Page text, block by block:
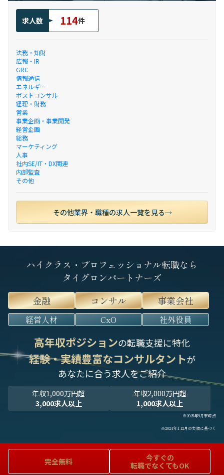
求人数 114件
法務・知財
広報・IR
GRC
情報通信
エネルギー
ポストコンサル
経理・財務
営業
事業企画・事業開発
経営企画
総務
マーケティング
人事
社内SE/IT・DX関連
内部監査
その他
その他業界・職種の求人一覧を見る
ハイクラス・プロフェッショナル転職なら
タイグロンパートナーズ
金融
コンサル 事業会社
経営人材 CxO 社外役員
高年収ポジションの転職支援に特化
経験・実績豊富なコンサルタントが
あなたに合う求人をご紹介
年収1,000万円超
3,000求人以上
年収2,000万円超
1,000求人以上
※2025年9月末時点
※2024年1-12月の実績に基づく
完全無料
今すぐの
転職でなくてもOK